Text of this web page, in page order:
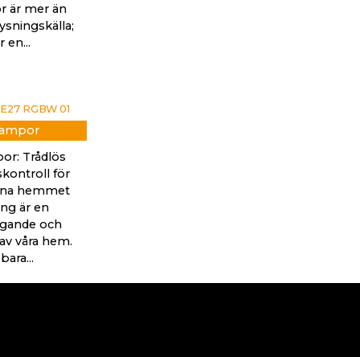
är mer än
en...
Trådlös
för
hemmet
är en
och
våra hem.